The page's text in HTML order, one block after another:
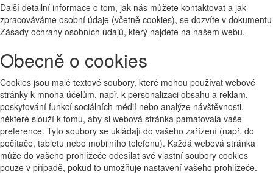
Další detailní informace o tom, jak nás můžete kontaktovat a jak
zpracováváme osobní údaje (včetně cookies), se dozvíte v dokumentu
Zásady ochrany osobních údajů, který najdete na našem webu.
Obecně o cookies
Cookies jsou malé textové soubory, které mohou používat webové
stránky k mnoha účelům, např. k personalizaci obsahu a reklam,
poskytování funkcí sociálních médií nebo analýze návštěvnosti,
některé slouží k tomu, aby si webová stránka pamatovala vaše
preference. Tyto soubory se ukládají do vašeho zařízení (např. do
počítače, tabletu nebo mobilního telefonu). Každá webová stránka
může do vašeho prohlížeče odesílat své vlastní soubory cookies
pouze v případě, pokud to umožňuje nastavení vašeho prohlížeče.